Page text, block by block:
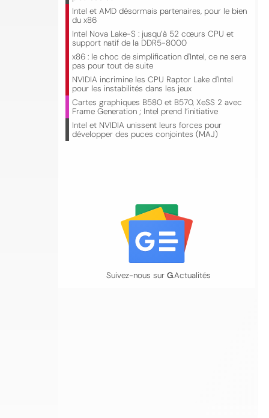
Intel et AMD désormais partenaires, pour le bien
du x86
Intel Nova Lake-S : jusqu’à 52 cœurs CPU et
support natif de la DDR5-8000
x86 : le choc de simplification d'Intel, ce ne sera
pas pour tout de suite
NVIDIA incrimine les CPU Raptor Lake d'Intel
pour les instabilités dans les jeux
Cartes graphiques B580 et B570, XeSS 2 avec
Frame Generation ; Intel prend l’initiative
Intel et NVIDIA unissent leurs forces pour
développer des puces conjointes (MAJ)
Suivez-nous sur G.Actualités